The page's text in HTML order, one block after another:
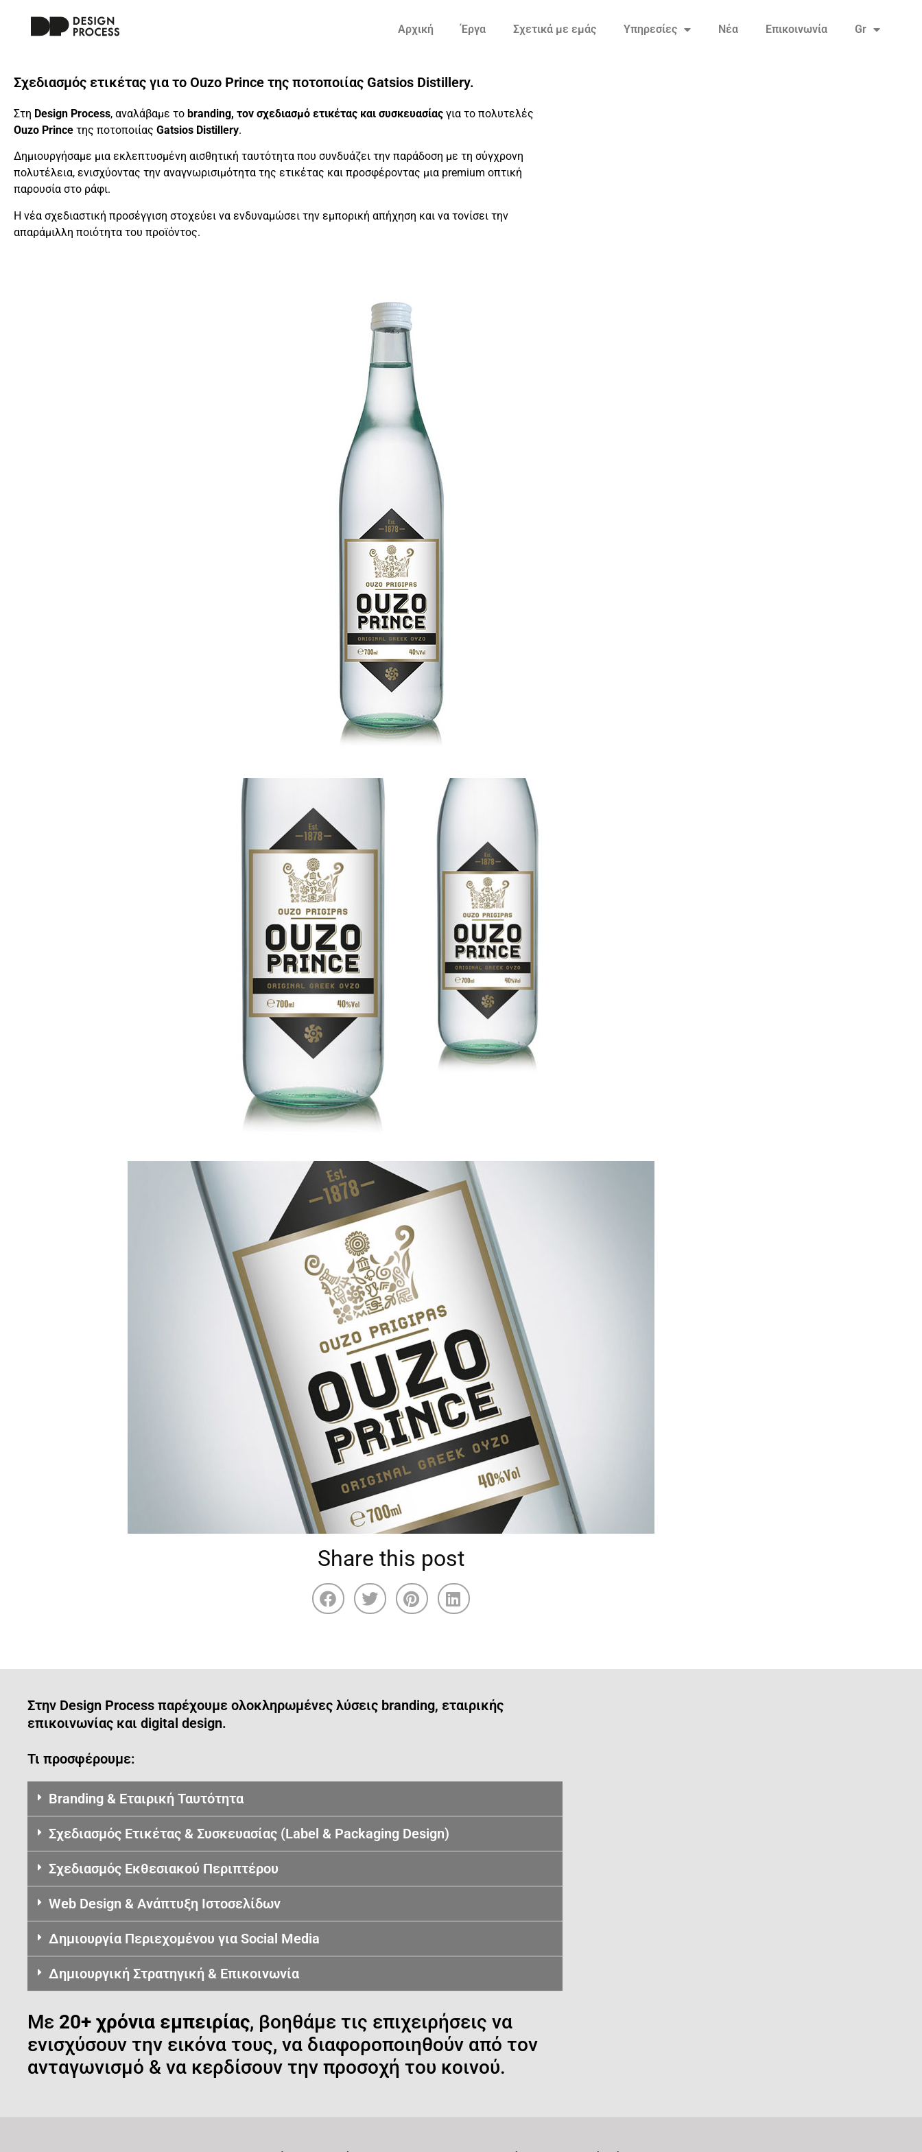
Αρχική Έργα Σχετικά με εμάς Υπηρεσίες Νέα Επικοινωνία Gr
Σχεδιασμός ετικέτας για το Ouzo Prince της ποτοποιίας Gatsios Distillery.
Στη Design Process, αναλάβαμε το branding, τον σχεδιασμό ετικέτας και συσκευασίας για το πολυτελές
Ouzo Prince της ποτοποιίας Gatsios Distillery.
Δημιουργήσαμε μια εκλεπτυσμένη αισθητική ταυτότητα που συνδυάζει την παράδοση με τη σύγχρονη
πολυτέλεια, ενισχύοντας την αναγνωρισιμότητα της ετικέτας και προσφέροντας μια premium οπτική
παρουσία στο ράφι.
Η νέα σχεδιαστική προσέγγιση στοχεύει να ενδυναμώσει την εμπορική απήχηση και να τονίσει την
απαράμιλλη ποιότητα του προϊόντος.
Share this post
Στην Design Process παρέχουμε ολοκληρωμένες λύσεις branding, εταιρικής
επικοινωνίας και digital design.
Τι προσφέρουμε:
Branding & Εταιρική Ταυτότητα
Σχεδιασμός Ετικέτας & Συσκευασίας (Label & Packaging Design)
Σχεδιασμός Εκθεσιακού Περιπτέρου
Web Design & Ανάπτυξη Ιστοσελίδων
Δημιουργία Περιεχομένου για Social Media
Δημιουργική Στρατηγική & Επικοινωνία
Με 20+ χρόνια εμπειρίας, βοηθάμε τις επιχειρήσεις να
ενισχύσουν την εικόνα τους, να διαφοροποιηθούν από τον
ανταγωνισμό & να κερδίσουν την προσοχή του κοινού.